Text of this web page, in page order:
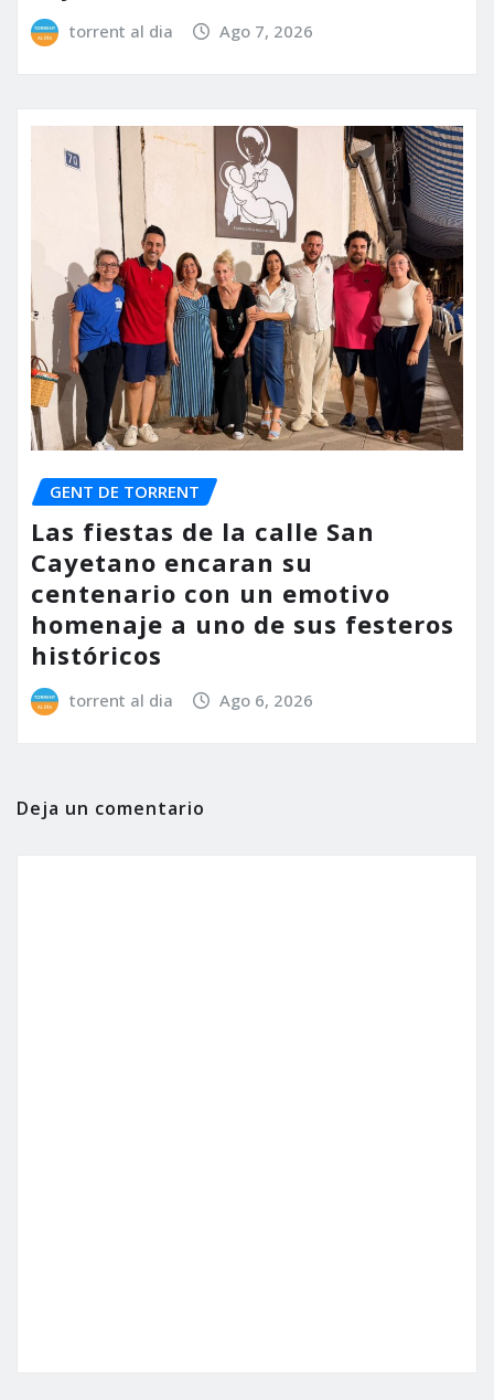
torrent al dia Ago 7, 2026
GENT DE TORRENT
Las fiestas de la calle San
Cayetano encaran su
centenario con un emotivo
homenaje a uno de sus festeros
históricos
torrent al dia Ago 6, 2026
Deja un comentario